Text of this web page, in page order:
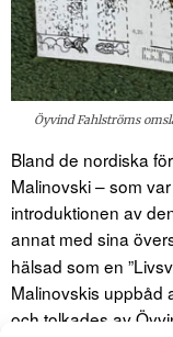
Öyvind Fahlströms
Bland de nordiska
Malinovski – som
introduktionen av
annat med sina
hälsad som en
Malinovskis uppbåd
och tolkades av